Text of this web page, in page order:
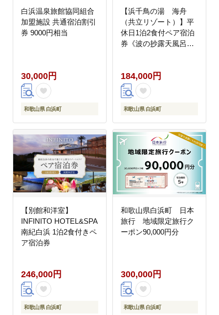
白浜温泉旅館協同組合
加盟施設 共通宿泊割引
券 9000円相当
30,000円
和歌山県 白浜町
【浜千鳥の湯 海舟
（共立リゾート）】平
休日1泊2食付ペア宿泊
券《波の抄露天風呂付
184,000円
和歌山県 白浜町
【別館和洋室】
INFINITO HOTEL&SPA
南紀白浜 1泊2食付きペ
ア宿泊券
246,000円
和歌山県 白浜町
和歌山県白浜町 日本
旅行 地域限定旅行ク
ーポン90,000円分
300,000円
和歌山県 白浜町